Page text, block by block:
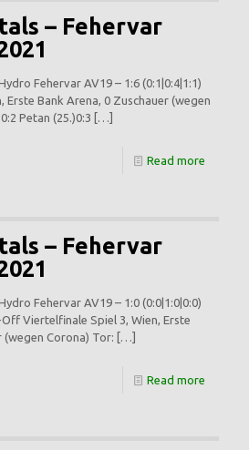
– Fehervar
Fehervar AV19 – 1:6 (0:1|0:4|1:1)
Erste Bank Arena, 0 Zuschauer (wegen
Petan (25.)0:3 […]
Read more
– Fehervar
Fehervar AV19 – 1:0 (0:0|1:0|0:0)
Off Viertelfinale Spiel 3, Wien, Erste
(wegen Corona) Tor: […]
Read more